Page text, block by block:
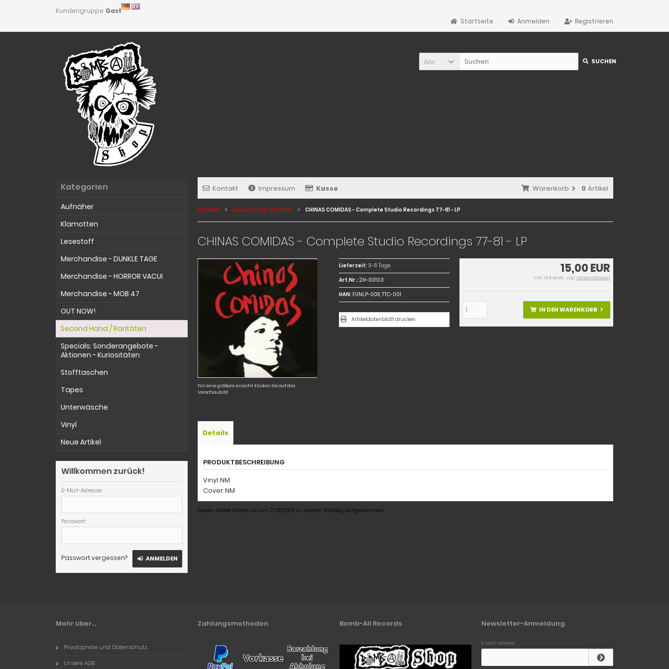
Kundengruppe: Gast
Registrieren
Anmelden
Startseite
Alle SUCHEN
Kontakt Impressum Kasse Warenkorb 0 Artikel
Startseite Second Hand / Raritäten CHINAS COMIDAS - Complete Studio Recordings 77-81 - LP
CHINAS COMIDAS - Complete Studio Recordings 77-81 - LP
Für eine größere Ansicht klicken Sie auf das
Vorschaubild
15,00 EUR
inkl. 19 % MwSt. zzgl.Versandkosten
IN DEN WARENKORB
Lieferzeit: 3-6 Tage
Art.Nr.:2H-00103
HAN:FUNLP-009, TTC-001
Artikeldatenblatt drucken
Details
PRODUKTBESCHREIBUNG
Vinyl: NM
Cover: NM
Diesen Artikel haben wir am 27.09.2025 in unseren Katalog aufgenommen.
Kategorien
Aufnäher
Klamotten
Lesestoff
Merchandise - DUNKLE TAGE
Merchandise - HORROR VACUI
Merchandise - MOB 47
OUT NOW!
Second Hand / Raritäten
Specials: Sonderangebote -
Aktionen - Kuriositäten
Stofftaschen
Tapes
Unterwäsche
Vinyl
Neue Artikel
Willkommen zurück!
E-Mail-Adresse:
Passwort:
Passwort vergessen? ANMELDEN
Mehr über...
Privatsphäre und Datenschutz
Unsere AGB
Zahlungsmethoden Bomb-All Records Newsletter-Anmeldung
E-Mail-Adresse: